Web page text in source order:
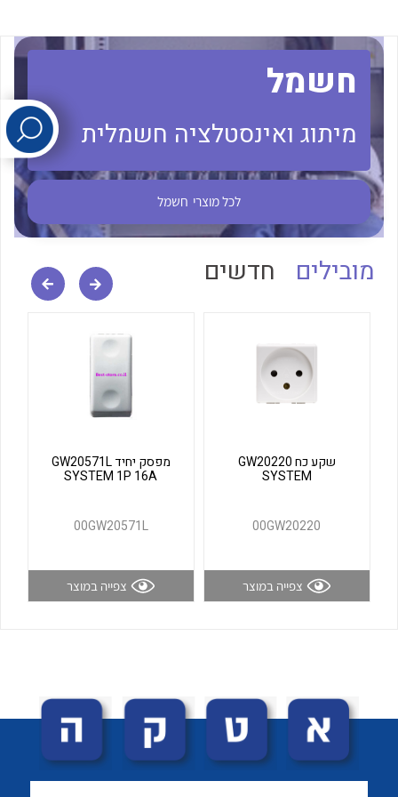
לכל מוצרי היצרן לכל מוצרי היצרן
לכל מוצרי היצרן לכל מוצרי היצרן
לכל מוצרי היצרן
חשמל
מיתוג ואינסטלציה חשמלית
לכל מוצרי חשמל
מובילים חדשים
שקע כח GW20220
SYSTEM
00GW20220
צפייה במוצר
מפסק יחיד GW20571L
SYSTEM 1P 16A
00GW20571L
צפייה במוצר